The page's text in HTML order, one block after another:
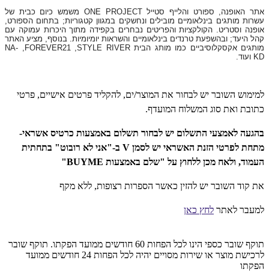
אתר האופנה, ספורט והלייף סטיילONE PROJECT משמש כיום כבית של
עשרות מותגים בינלאומיים מובילים ונחשקים במגוון קטגוריות; בתחום הספורט,
אופנה וסטריט. הקולקציות והפריטים נבחרים בקפידה מתוך היכרות עמוקה עם
קהל היעד; ובהשפעת טרנדים בינלאומיים והשראות יומיומיות. בנוסף, מציע האתר
מותגים אקסקלוסיביים כמו מותג הביתSTYLE RIVER
FOREVER21
NA-
KD ועוד.
למימוש השובר יש לבחור את המוצר/ים, להקליד פרטים אישיים, פרטי
כתובת ואת סוג המשלוח המועדף.
בהגעה לאמצעי התשלום יש לבחור תשלום באמצעות כרטיס אשראי-
מתחת לפרטי הזנת האשראי יש לסמן V ב-"אני לא רובוט" בתחתית
העמוד, ולאח מכן ללחוץ על "שלם באמצעות BUYME"
את קוד השובר יש להזין כאשר הספרות רצופות, ללא מקף
למעבר לאתר לחץ כאן
תוקף שובר כספי הינו לכל הפחות 60 חודשים ממועד הפקתו. תוקף שובר
לרכישת מוצר או שירות מסויים יהיה לכל הפחות 24 חודשים ממועד
הפקתו